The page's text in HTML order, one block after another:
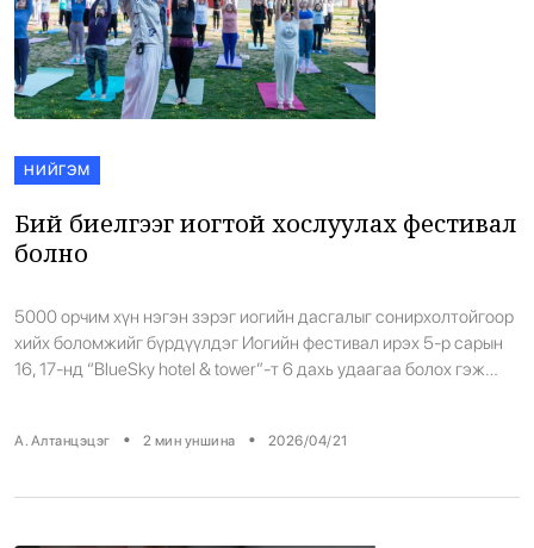
НИЙГЭМ
Бий биелгээг иогтой хослуулах фестивал
болно
5000 орчим хүн нэгэн зэрэг иогийн дасгалыг сонирхолтойгоор
хийх боломжийг бүрдүүлдэг Иогийн фестивал ирэх 5-р сарын
16, 17-нд “BlueSky hotel & tower”-т 6 дахь удаагаа болох гэж
ганцхан удаа зохион байгуулагддаг Монголын иогийн
А. Алтанцэцэг • 2 мин уншина • 2026/04/21